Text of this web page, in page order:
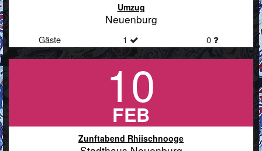
Umzug
Neuenburg
Gäste 1 0
10
FEB
Zunftabend Rhiischnooge